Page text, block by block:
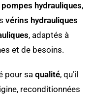
pompes hydrauliques,
vérins hydrauliques
, adaptés à
et de besoins.
pour sa qualité, qu’il
reconditionnées